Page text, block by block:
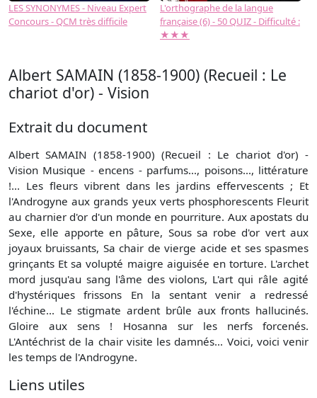
LES SYNONYMES - Niveau Expert
Concours - QCM très difficile
L'orthographe de la langue
française (6) - 50 QUIZ - Difficulté :
★★★
Albert SAMAIN (1858-1900) (Recueil : Le
chariot d'or) - Vision
Extrait du document
Albert SAMAIN (1858-1900) (Recueil : Le chariot d'or) -
Vision Musique - encens - parfums..., poisons..., littérature
!... Les fleurs vibrent dans les jardins effervescents ; Et
l'Androgyne aux grands yeux verts phosphorescents Fleurit
au charnier d'or d'un monde en pourriture. Aux apostats du
Sexe, elle apporte en pâture, Sous sa robe d'or vert aux
joyaux bruissants, Sa chair de vierge acide et ses spasmes
grinçants Et sa volupté maigre aiguisée en torture. L'archet
mord jusqu'au sang l'âme des violons, L'art qui râle agité
d'hystériques frissons En la sentant venir a redressé
l'échine... Le stigmate ardent brûle aux fronts hallucinés.
Gloire aux sens ! Hosanna sur les nerfs forcenés.
L'Antéchrist de la chair visite les damnés... Voici, voici venir
les temps de l'Androgyne.
Liens utiles